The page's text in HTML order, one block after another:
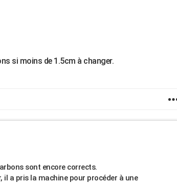
si moins de 1.5cm à changer.
sont encore corrects.
il a pris la machine pour procéder à une